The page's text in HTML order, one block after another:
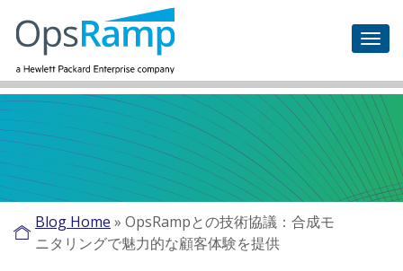
Blog Home » OpsRampとの技術協議：合成モ
ニタリングで魅力的な顧客体験を提供